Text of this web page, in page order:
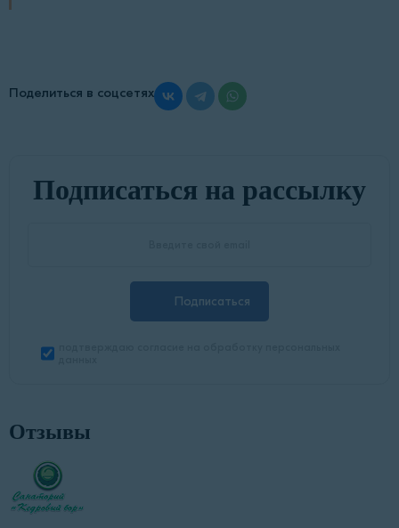
Поделиться в соцсетях
Подписаться на рассылку
Подписаться
Отзывы